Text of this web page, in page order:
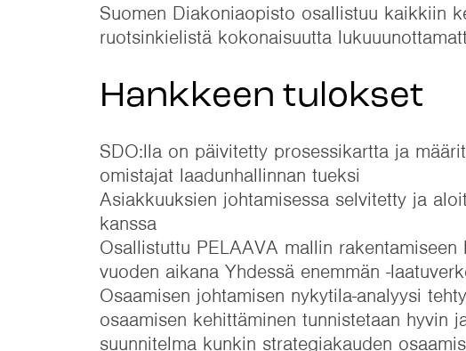
Suomen Diakoniaopisto osallistuu kaikkiin
ruotsinkielistä kokonaisuutta
Hankkeen tulokset
SDO:lla on päivitetty prosessikartta ja
omistajat laadunhallinnan tueksi
Asiakkuuksien johtamisessa selvitetty ja
kanssa
Osallistuttu PELAAVA mallin
vuoden aikana Yhdessä enemmän -
Osaamisen johtamisen nykytila-analyysi
osaamisen kehittäminen tunnistetaan hyvin
suunnitelma kunkin strategiakauden